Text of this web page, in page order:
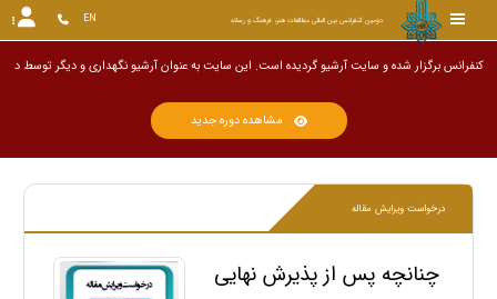
دومین کنفرانس بین المللی مطالعات هنر، فرهنگ و رسانه EN
کنفرانس برگزار شده و سایت آرشیو گردیده است. این سایت به عنوان آرشیو نگهداری و دیگ
مشاهده دوره جدید
درخواست ویرایش مقاله
چنانچه پس از پذیرش نهایی